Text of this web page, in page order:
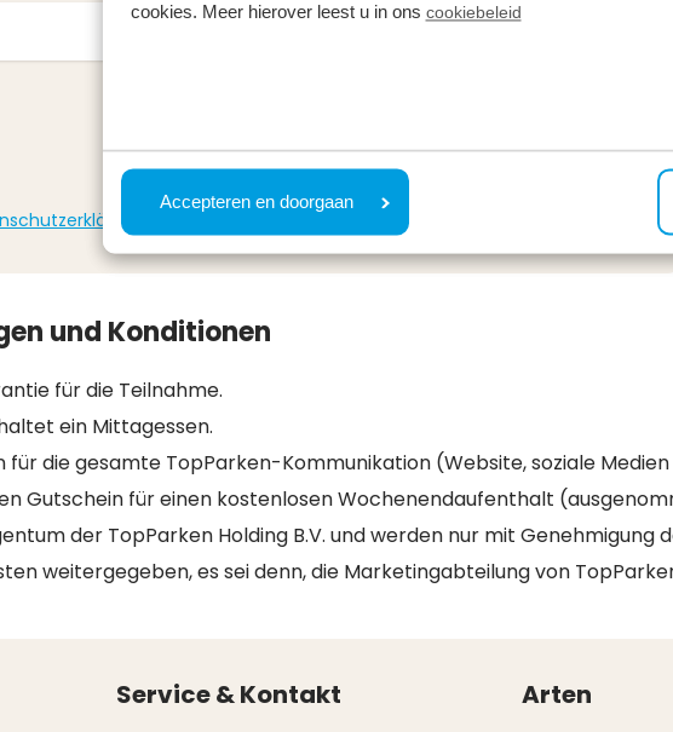
cookies. Meer hierover leest u in ons cookiebeleid
Accepteren en doorgaan
Bewerben.
und Konditionen
für die Teilnahme.
ein Mittagessen.
für die gesamte TopParken-Kommunikation (Website, soziale
Gutschein für einen kostenlosen Wochenendaufenthalt
der TopParken Holding B.V. und werden nur mit
weitergegeben, es sei denn, die Marketingabteilung von
Service & Kontakt Arten